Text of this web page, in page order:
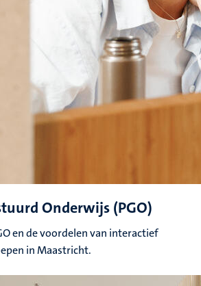
Onderwijs (PGO)
en de voordelen van interactief
in Maastricht.